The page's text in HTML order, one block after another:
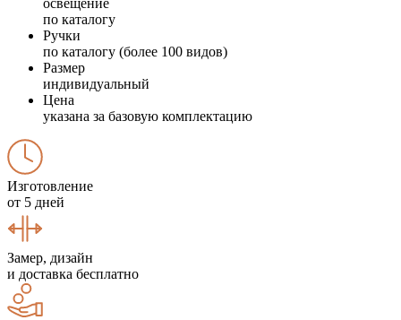
по каталогу
Ручки
по каталогу (более 100 видов)
Размер
индивидуальный
Цена
указана за базовую комплектацию
Изготовление
от 5 дней
Замер, дизайн
и доставка бесплатно